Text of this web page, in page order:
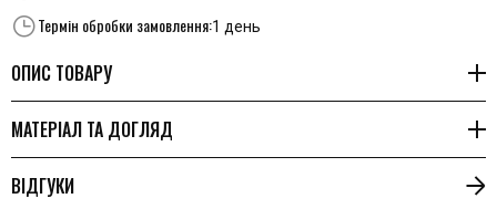
Термін обробки замовлення:1 день
ОПИС ТОВАРУ
МАТЕРІАЛ ТА ДОГЛЯД
ВІДГУКИ